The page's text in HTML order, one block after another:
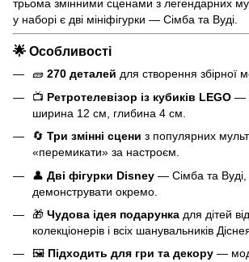
трьома змінними сценами з легендарних
у наборі є дві мініфігурки — Сімба та Вуді.
🌟 Особливості
🧱 270 деталей для створення збірної
📺 Ретротелевізор із кубиків LEGO —
ширина 12 см, глибина 4 см.
🔄 Три змінні сцени з популярних
«перемикати» за настроєм.
👤 Дві фігурки Disney — Сімба та
демонструвати окремо.
🎁 Чудова ідея подарунка для дітей
колекціонерів і всіх шанувальників
🖼 Підходить для гри та декору —